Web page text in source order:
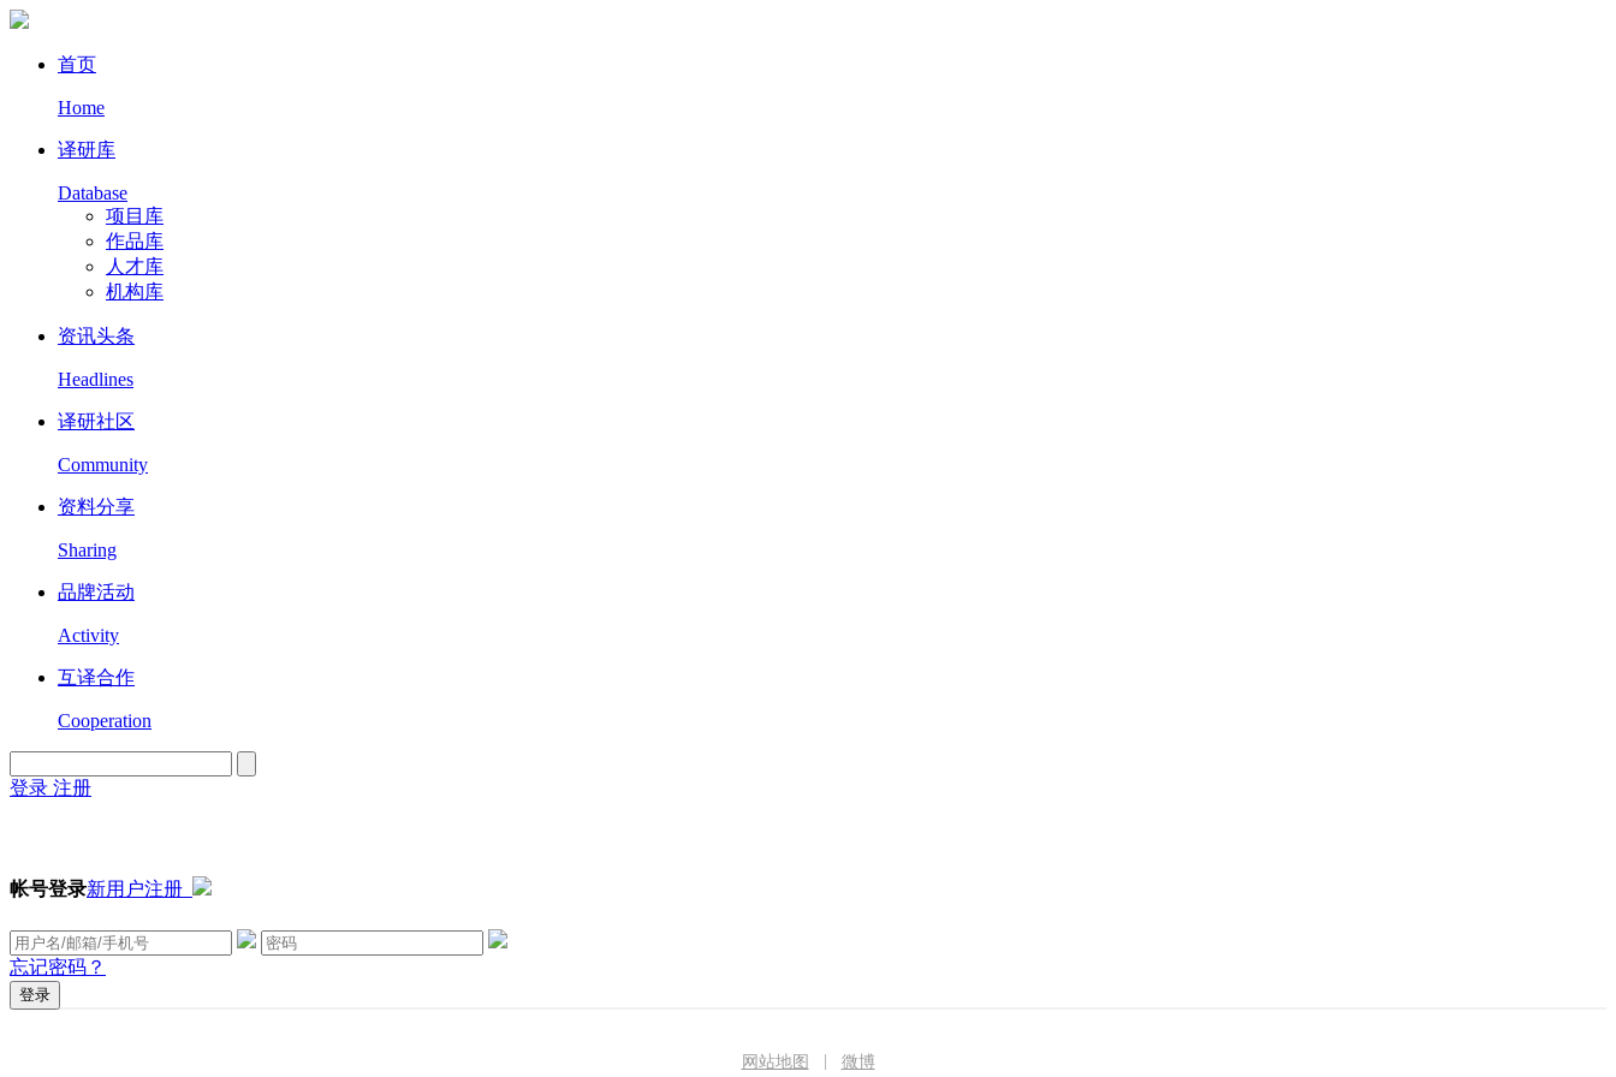
首页
Home
译研库
Database
项目库
作品库
人才库
机构库
资讯头条
Headlines
译研社区
Community
资料分享
Sharing
品牌活动
Activity
互译合作
Cooperation
登录 注册
帐号登录新用户注册
忘记密码？
登录
网站地图 | 微博